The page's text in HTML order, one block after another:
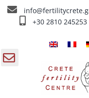
Skip
+30 2810 245253
Главная
Методы Лечения